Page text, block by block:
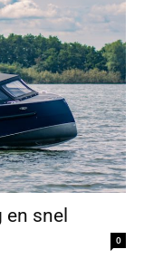
snel
0